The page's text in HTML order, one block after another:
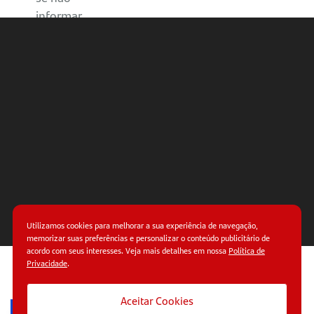
informar
Avançar
Como
abrir sua
privacidade.
Utilizamos cookies para melhorar a sua experiência de navegação,
memorizar suas preferências e personalizar o conteúdo publicitário de
acordo com seus interesses. Veja mais detalhes em nossa Política de
Privacidade.
Aceitar Cookies